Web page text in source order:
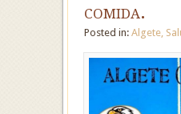
comida.
Posted in: Algete,